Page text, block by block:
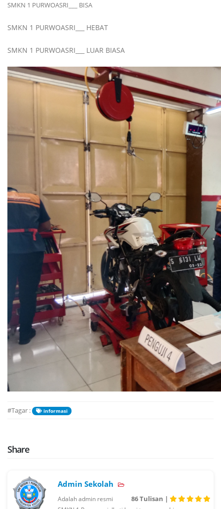
SMKN 1 PURWOASRI___ BISA
SMKN 1 PURWOASRI___ HEBAT
SMKN 1 PURWOASRI___ LUAR BIASA
#Tagar : informasi
Share
Admin Sekolah
86 Tulisan |
Adalah admin resmi